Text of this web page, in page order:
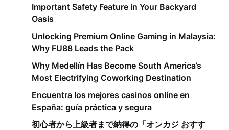
Important Safety Feature in Your Backyard
Oasis
Unlocking Premium Online Gaming in Malaysia:
Why FU88 Leads the Pack
Why Medellín Has Become South America’s
Most Electrifying Coworking Destination
Encuentra los mejores casinos online en
España: guía práctica y segura
初心者から上級者まで納得の「オンカジ おすす